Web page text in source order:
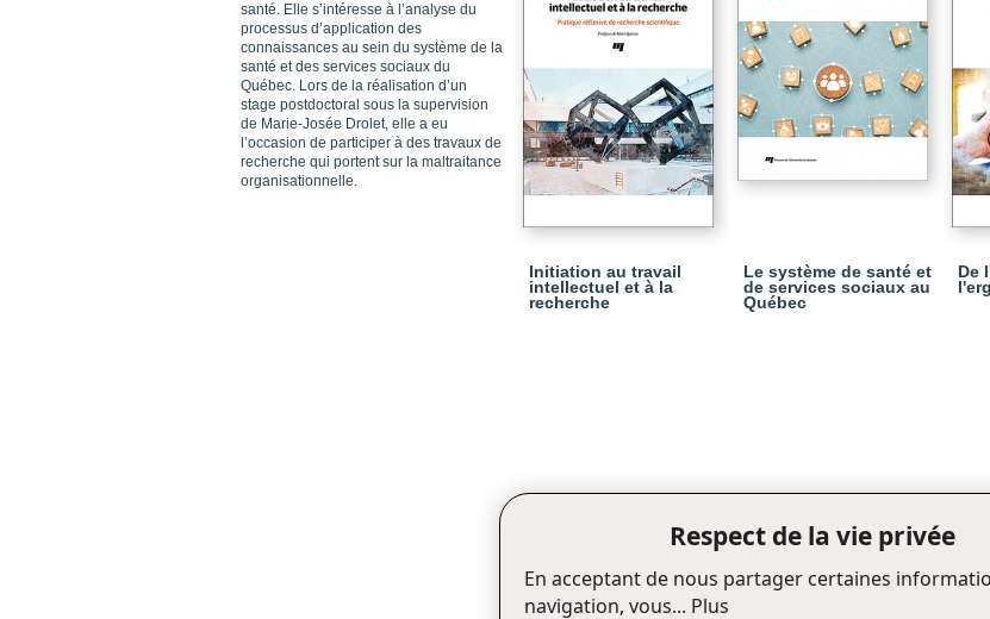
santé. Elle s’intéresse à l’analyse du
processus d’application des
connaissances au sein du système de la
santé et des services sociaux du
Québec. Lors de la réalisation d’un
stage postdoctoral sous la supervision
de Marie-Josée Drolet, elle a eu
l’occasion de participer à des travaux de
recherche qui portent sur la maltraitance
organisationnelle.
Initiation au travail
intellectuel et à la
recherche
Le système de santé et
de services sociaux au
Québec
De
Respect de la vie privée
En acceptant de nous partager certaines
navigation, vous... Plus